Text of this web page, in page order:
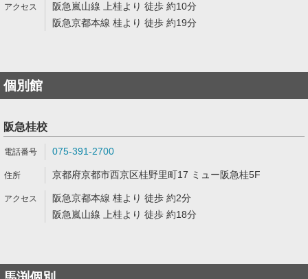
阪急嵐山線 上桂より 徒歩 約10分
阪急京都本線 桂より 徒歩 約19分
個別館
阪急桂校
075-391-2700
京都府京都市西京区桂野里町17 ミュー阪急桂5F
阪急京都本線 桂より 徒歩 約2分
阪急嵐山線 上桂より 徒歩 約18分